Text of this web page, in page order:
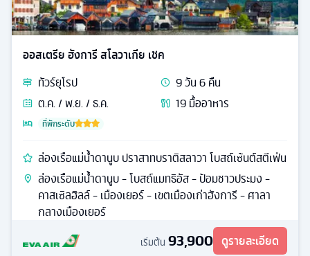
ออสเตรีย ฮังการี สโลวาเกีย เชค
ทัวร์ยุโรป 9วัน6คืน
ต.ค. / พ.ย. / ธ.ค.
19มื้ออาหาร
ที่พักระดับ
ล่องเรือแม่น้ำดานูบ ปราสาทบราติสลาวา โบสถ์เซ้นต์สตีเฟ่น
ล่องเรือแม่น้ำดานูบ - โบสถ์แมทธิอัส - ป้อมชาวประมง -
คาสเซิลฮิลล์ - เมืองเยอร์ - เขตเมืองเก่าฮังการี - ศาลา
กลางเมืองเยอร์
เริ่มต้น 93,900 ดูรายละเอียด